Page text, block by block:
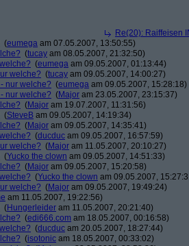
Re(20): Raiffeisen
(eumega am 07.05.2007, 13:50:55)
(tucay am 08.05.2007, 21:32:50)
(eumega am 09.05.2007, 01:13:44)
welche? (tucay am 09.05.2007, 14:00:27)
nur welche? (eumega am 09.05.2007, 15:28:18)
nur welche? (Major am 23.05.2007, 23:15:37)
(Major am 19.07.2007, 11:31:56)
(SteveB am 09.05.2007, 14:19:34)
(Major am 09.05.2007, 14:35:41)
(ducduc am 09.05.2007, 16:57:59)
welche? (Major am 11.05.2007, 20:10:27)
(Yucko the clown am 09.05.2007, 14:51:33)
(Major am 09.05.2007, 15:20:58)
(Yucko the clown am 09.05.2007,
welche? (Major am 09.05.2007, 19:49:24)
am 11.05.2007, 19:22:56)
(Hungerleider am 11.05.2007, 20:21:40)
(edi666.com am 18.05.2007, 00:16:58)
(ducduc am 20.05.2007, 18:27:44)
(isotonic am 18.05.2007, 00:33:02)